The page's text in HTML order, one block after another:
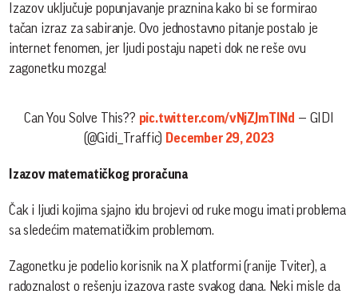
Izazov uključuje popunjavanje praznina kako bi se formirao
tačan izraz za sabiranje. Ovo jednostavno pitanje postalo je
internet fenomen, jer ljudi postaju napeti dok ne reše ovu
zagonetku mozga!
Can You Solve This?? pic.twitter.com/vNjZJmTINd — GIDI
(@Gidi_Traffic) December 29, 2023
Izazov matematičkog proračuna
Čak i ljudi kojima sjajno idu brojevi od ruke mogu imati problema
sa sledećim matematičkim problemom.
Zagonetku je podelio korisnik na X platformi (ranije Tviter), a
radoznalost o rešenju izazova raste svakog dana. Neki misle da